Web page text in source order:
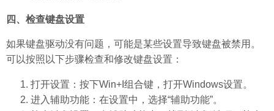
四、检查键盘设置
如果键盘驱动没有问题，可能是某些设置导致键盘被禁用。
可以按照以下步骤检查和修改键盘设置：
打开设置：按下Win+I组合键，打开Windows设置。
进入辅助功能：在设置中，选择“辅助功能”。